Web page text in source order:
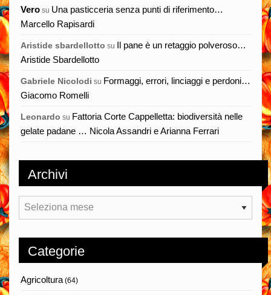
Vero su Una pasticceria senza punti di riferimento…
Marcello Rapisardi
Aristide sbardellotto su Il pane è un retaggio polveroso…
Aristide Sbardellotto
Gabriele Nicolodi su Formaggi, errori, linciaggi e perdoni…
Giacomo Romelli
Leonardo su Fattoria Corte Cappelletta: biodiversità nelle
gelate padane … Nicola Assandri e Arianna Ferrari
Archivi
Archivi
Categorie
Agricoltura(64)